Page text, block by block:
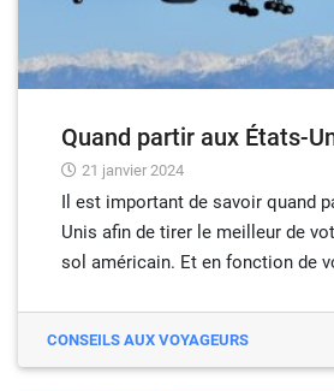
Quand partir aux États-
21 janvier 2024
Il est important de savoir quand
Unis afin de tirer le meilleur de
sol américain. Et en fonction de
CONSEILS AUX VOYAGEURS